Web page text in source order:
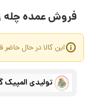
فروش عمده چله
این کالا در حال
تولیدی المپیک